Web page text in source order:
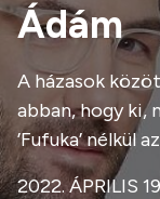
Ádám
A házasok
abban, hogy ki,
’Fufuka’ nélkül
2022. ÁPRILIS